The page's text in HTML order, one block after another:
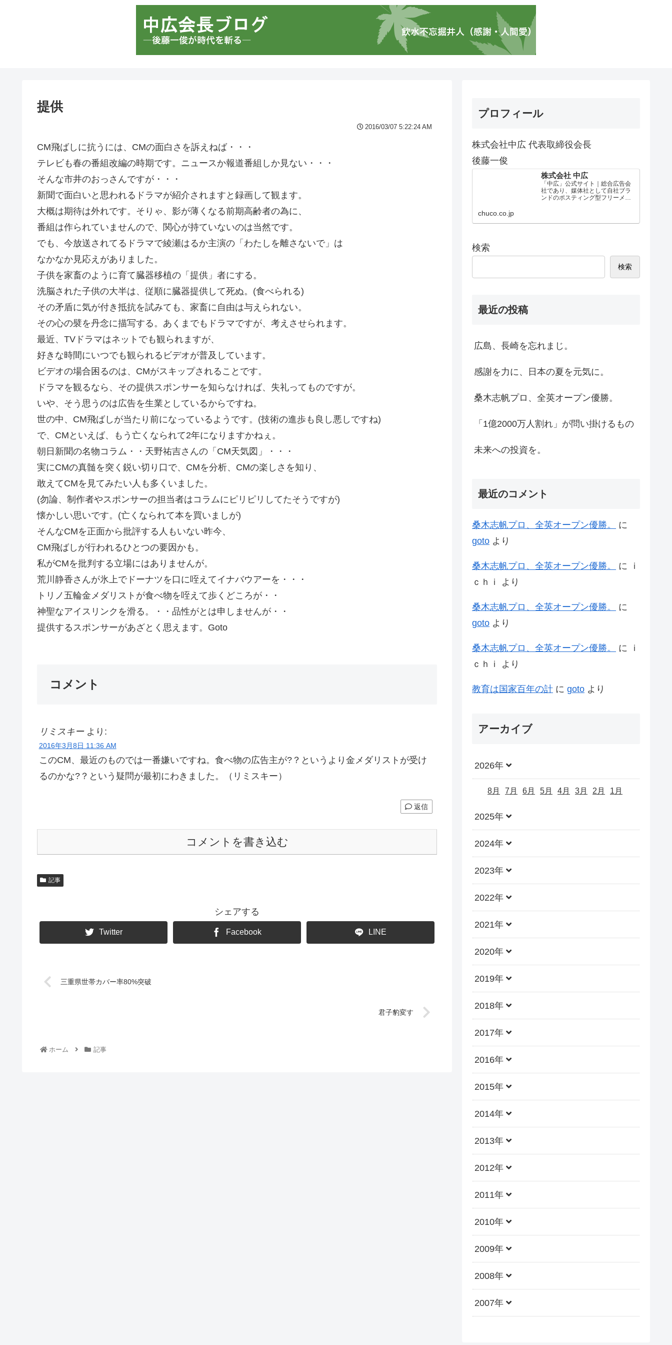
提供
2016/03/07 5:22:24 AM
CM飛ばしに抗うには、CMの面白さを訴えねば・・・
テレビも春の番組改編の時期です。ニュースか報道番組しか見ない・・・
そんな市井のおっさんですが・・・
新聞で面白いと思われるドラマが紹介されますと録画して観ます。
大概は期待は外れです。そりゃ、影が薄くなる前期高齢者の為に、
番組は作られていませんので、関心が持ていないのは当然です。
でも、今放送されてるドラマで綾瀬はるか主演の「わたしを離さないで」は
なかなか見応えがありました。
子供を家畜のように育て臓器移植の「提供」者にする。
洗脳された子供の大半は、従順に臓器提供して死ぬ。(食べられる)
その矛盾に気が付き抵抗を試みても、家畜に自由は与えられない。
その心の襞を丹念に描写する。あくまでもドラマですが、考えさせられます。
最近、TVドラマはネットでも観られますが、
好きな時間にいつでも観られるビデオが普及しています。
ビデオの場合困るのは、CMがスキップされることです。
ドラマを観るなら、その提供スポンサーを知らなければ、失礼ってものですが。
いや、そう思うのは広告を生業としているからですね。
世の中、CM飛ばしが当たり前になっているようです。(技術の進歩も良し悪しですね)
で、CMといえば、もう亡くなられて2年になりますかねぇ。
朝日新聞の名物コラム・・天野祐吉さんの「CM天気図」・・・
実にCMの真髄を突く鋭い切り口で、CMを分析、CMの楽しさを知り、
敢えてCMを見てみたい人も多くいました。
(勿論、制作者やスポンサーの担当者はコラムにピリピリしてたそうですが)
懐かしい思いです。(亡くなられて本を買いましが)
そんなCMを正面から批評する人もいない昨今、
CM飛ばしが行われるひとつの要因かも。
私がCMを批判する立場にはありませんが。
荒川静香さんが氷上でドーナツを口に咥えてイナバウアーを・・・
トリノ五輪金メダリストが食べ物を咥えて歩くどころが・・
神聖なアイスリンクを滑る。・・品性がとは申しませんが・・
提供するスポンサーがあざとく思えます。Goto
コメント
リミスキー より:
2016年3月8日 11:36 AM
このCM、最近のものでは一番嫌いですね。食べ物の広告主が?？というより金メダリストが受け
るのかな?？という疑問が最初にわきました。（リミスキー）
返信
コメントを書き込む
記事
シェアする
Twitter Facebook LINE
三重県世帯カバー率80%突破
君子豹変す
ホーム 記事
プロフィール
株式会社中広 代表取締役会長
後藤一俊
株式会社 中広
「中広」公式サイト｜総合広告会
社であり、媒体社として自社ブラ
ンドのポスティング型フリーメデ
chuco.co.jp
検索
検索
最近の投稿
広島、長崎を忘れまじ。
感謝を力に、日本の夏を元気に。
桑木志帆プロ、全英オープン優勝。
「1億2000万人割れ」が問い掛けるもの
未来への投資を。
最近のコメント
桑木志帆プロ、全英オープン優勝。
に
goto より
桑木志帆プロ、全英オープン優勝。 に
ｉ
ｃｈｉ
より
桑木志帆プロ、全英オープン優勝。
に
goto より
桑木志帆プロ、全英オープン優勝。 に
ｉ
ｃｈｉ
より
教育は国家百年の計 に goto より
アーカイブ
2026年
8月 7月 6月 5月 4月 3月 2月 1月
2025年
2024年
2023年
2022年
2021年
2020年
2019年
2018年
2017年
2016年
2015年
2014年
2013年
2012年
2011年
2010年
2009年
2008年
2007年